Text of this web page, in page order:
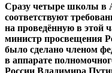
Сразу четыре школы в
соответствуют
на проведённую в этой
министр просвещения
было сделано членом
в аппарате
России Владимира